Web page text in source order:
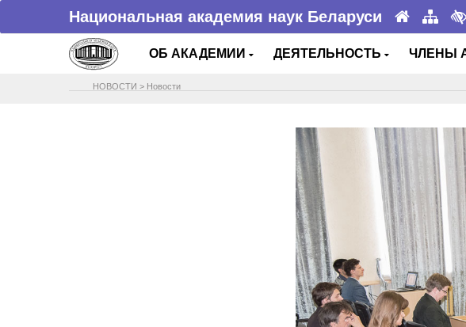
Национальная академия наук Беларуси
ОБ АКАДЕМИИ ДЕЯТЕЛЬНОСТЬ ЧЛЕНЫ
НОВОСТИ > Новости